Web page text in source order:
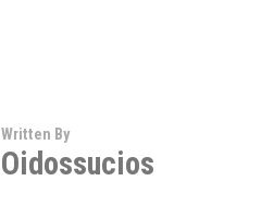
Written By
Oidossucios